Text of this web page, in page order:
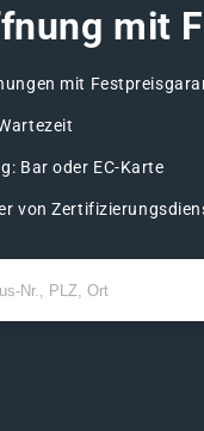
mit
mit
Bar oder EC-Karte
von